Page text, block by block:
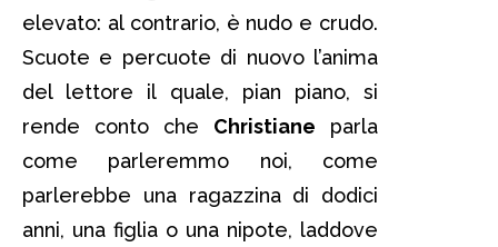
elevato: al contrario, è nudo e crudo.
Scuote e percuote di nuovo l’anima
del lettore il quale, pian piano, si
rende conto che Christiane parla
come parleremmo noi, come
parlerebbe una ragazzina di dodici
anni, una figlia o una nipote, laddove